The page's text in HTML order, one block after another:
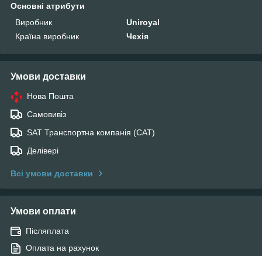
Основні атрибути
Виробник
Uniroyal
Країна виробник
Чехія
Умови доставки
Нова Пошта
Самовивіз
SAT Транспортна компанія (САТ)
Делівері
Всі умови доставки
Умови оплати
Післяплата
Оплата на рахунок